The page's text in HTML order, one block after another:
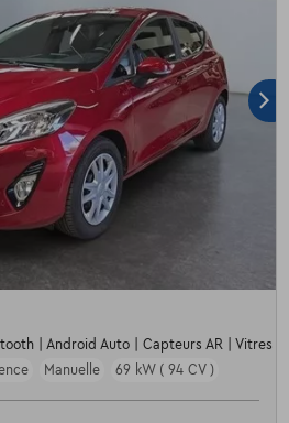
| Android Auto | Capteurs AR | Vitres
Manuelle 69 kW ( 94 CV )